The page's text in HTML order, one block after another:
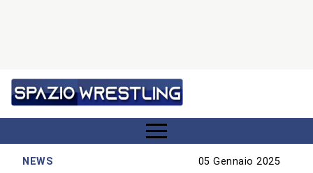
NEWS 05 Gennaio 2025